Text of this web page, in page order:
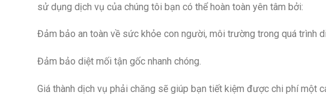
sử dụng dịch vụ của chúng tôi bạn có thể hoàn toàn yên tâm bởi:
Đảm bảo an toàn về sức khỏe con người, môi trường trong quá trình
Đảm bảo diệt mối tận gốc nhanh chóng.
Giá thành dịch vụ phải chăng sẽ giúp bạn tiết kiệm được chi phí một